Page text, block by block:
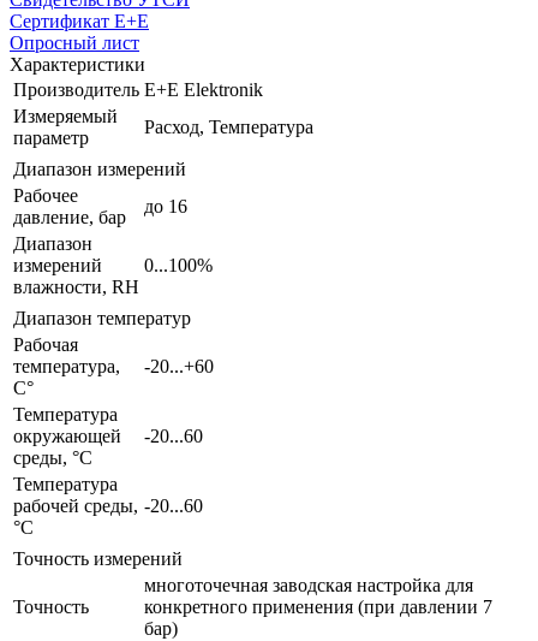
Сертификат E+E
Опросный лист
Характеристики
Производитель E+E Elektronik
Измеряемый
параметр
Расход, Температура
Диапазон измерений
Рабочее
давление, бар
до 16
Диапазон
измерений
влажности, RH
0...100%
Диапазон температур
Рабочая
температура,
С°
-20...+60
Температура
окружающей
среды, °С
-20...60
Температура
рабочей среды,
°С
-20...60
Точность измерений
Точность
многоточечная заводская настройка для
конкретного применения (при давлении 7
бар)